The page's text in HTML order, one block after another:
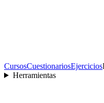
CursosCuestionariosEjercicios
Herramientas